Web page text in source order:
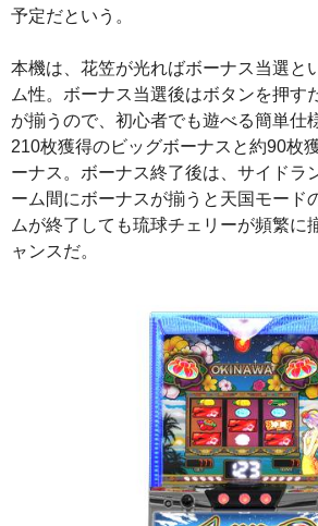
予定だという。
本機は、花笠が光ればボーナス当選と
ム性。ボーナス当選後はボタンを押す
が揃うので、初心者でも遊べる簡単仕
210枚獲得のビッグボーナスと約90枚
ーナス。ボーナス終了後は、サイドラ
ーム間にボーナスが揃うと天国モード
ムが終了しても琉球チェリーが頻繁に
ャンスだ。